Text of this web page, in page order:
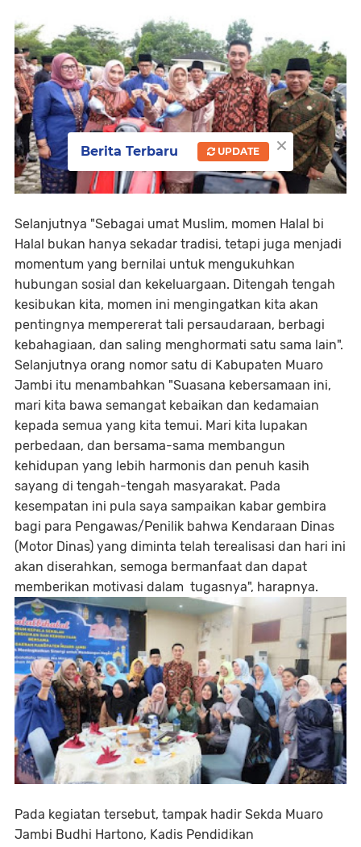
Selanjutnya "Sebagai umat Muslim, momen Halal bi
Halal bukan hanya sekadar tradisi, tetapi juga menjadi
momentum yang bernilai untuk mengukuhkan
hubungan sosial dan kekeluargaan. Ditengah tengah
kesibukan kita, momen ini mengingatkan kita akan
pentingnya mempererat tali persaudaraan, berbagi
kebahagiaan, dan saling menghormati satu sama lain".
Selanjutnya orang nomor satu di Kabupaten Muaro
Jambi itu menambahkan "Suasana kebersamaan ini,
mari kita bawa semangat kebaikan dan kedamaian
kepada semua yang kita temui. Mari kita lupakan
perbedaan, dan bersama-sama membangun
kehidupan yang lebih harmonis dan penuh kasih
sayang di tengah-tengah masyarakat. Pada
kesempatan ini pula saya sampaikan kabar gembira
bagi para Pengawas/Penilik bahwa Kendaraan Dinas
(Motor Dinas) yang diminta telah terealisasi dan hari ini
akan diserahkan, semoga bermanfaat dan dapat
memberikan motivasi dalam tugasnya", harapnya.
Pada kegiatan tersebut, tampak hadir Sekda Muaro
Jambi Budhi Hartono, Kadis Pendidikan
×
Berita Terbaru UPDATE